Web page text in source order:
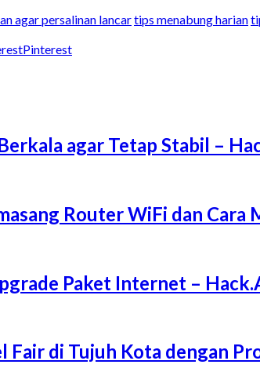
agar persalinan lancartips menabung harian
Pinterest
agar Tetap Stabil –
Router WiFi dan Cara
Paket Internet –
Fair di Tujuh Kota dengan